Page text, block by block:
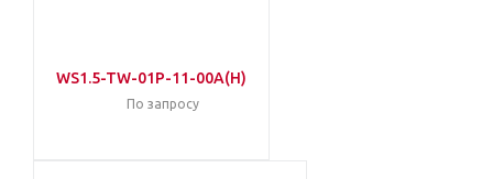
WS1.5-TW-01P-11-00A(H)
По запросу